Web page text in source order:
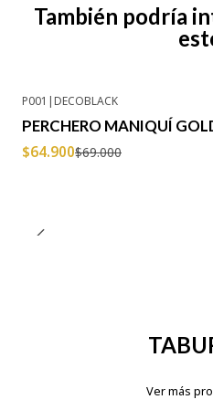
También podría
P001 |DECOBLACK
PERCHERO MANIQUÍ
$64.900$69.000
Ver más